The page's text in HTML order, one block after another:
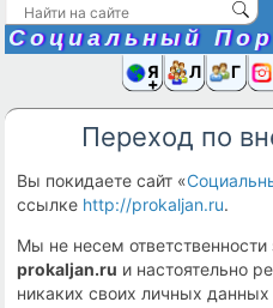
Социальный
Я и
Переход по
Вы покидаете сайт «
ссылке http://prokaljan.ru.
Мы не несем
prokaljan.ru и настоятельно
никаких своих личных данных